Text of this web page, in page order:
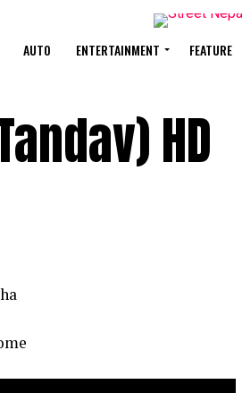
AUTO ENTERTAINMENT FEATURE
HD